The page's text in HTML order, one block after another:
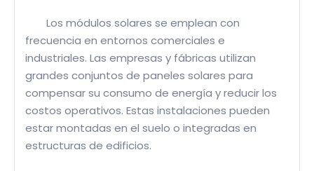
Los módulos solares se emplean con
frecuencia en entornos comerciales e
industriales. Las empresas y fábricas utilizan
grandes conjuntos de paneles solares para
compensar su consumo de energía y reducir los
costos operativos. Estas instalaciones pueden
estar montadas en el suelo o integradas en
estructuras de edificios.